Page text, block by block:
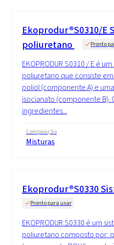
Ekoprodur®S0310/E
poliuretano
Pronto
EKOPRODUR S0310 / E é
poliuretano que consiste
poliol (componente A) e
isocianato (componente B).
ingredientes...
Composição
Misturas
Ekoprodur®S0330
Pronto para usar
EKOPRODUR S0330 é um
poliuretano composto por: